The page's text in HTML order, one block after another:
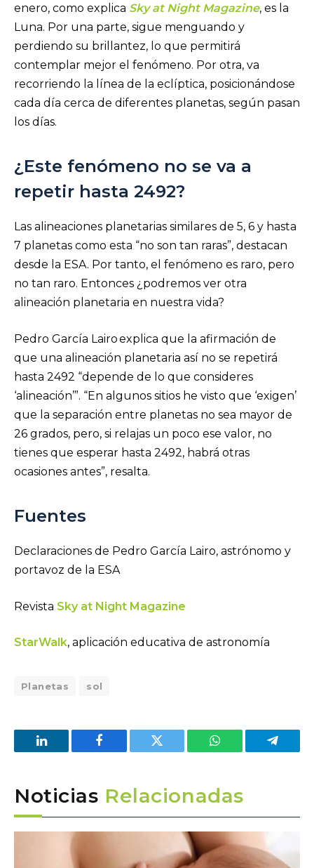
enero, como explica Sky at Night Magazine, es la
Luna. Por una parte, sigue menguando y
perdiendo su brillantez, lo que permitirá
contemplar mejor el fenómeno. Por otra, va
recorriendo la línea de la eclíptica, posicionándose
cada día cerca de diferentes planetas, según pasan
los días.
¿Este fenómeno no se va a
repetir hasta 2492?
Las alineaciones planetarias similares de 5, 6 y hasta
7 planetas como esta “no son tan raras”, destacan
desde la ESA. Por tanto, el fenómeno es raro, pero
no tan raro. Entonces ¿podremos ver otra
alineación planetaria en nuestra vida?
Pedro García Lairo explica que la afirmación de
que una alineación planetaria así no se repetirá
hasta 2492 “depende de lo que consideres
‘alineación’”. “En algunos sitios he visto que ‘exigen’
que la separación entre planetas no sea mayor de
26 grados, pero, si relajas un poco ese valor, no
tienes que esperar hasta 2492, habrá otras
ocasiones antes”, resalta.
Fuentes
Declaraciones de Pedro García Lairo, astrónomo y
portavoz de la ESA
Revista Sky at Night Magazine
StarWalk, aplicación educativa de astronomía
Planetas sol
LinkedIn Facebook Twitter WhatsApp
Noticias Relacionadas